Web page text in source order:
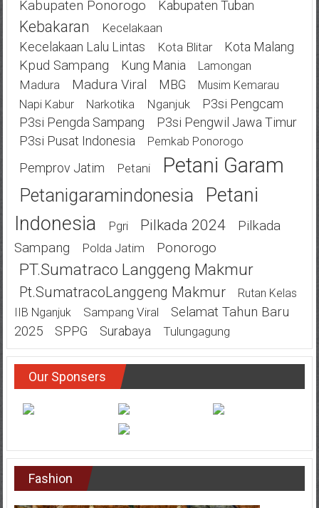
Kabupaten Ponorogo Kabupaten Tuban
Kebakaran Kecelakaan
Kecelakaan Lalu Lintas Kota Blitar Kota Malang
Kpud Sampang Kung Mania Lamongan
Madura Madura Viral MBG
Musim Kemarau
Napi Kabur
Narkotika Nganjuk
P3si Pengcam
P3si Pengda Sampang
P3si Pengwil Jawa Timur
P3si Pusat Indonesia
Pemkab Ponorogo
Pemprov Jatim Petani Petani Garam
Petanigaramindonesia
Petani
Indonesia
Pgri Pilkada 2024
Pilkada
Sampang
Polda Jatim Ponorogo
PT.Sumatraco Langgeng Makmur
Pt.SumatracoLanggeng Makmur
Rutan Kelas
IIB Nganjuk
Sampang Viral
Selamat Tahun Baru
2025
SPPG Surabaya Tulungagung
Our Sponsers
Fashion